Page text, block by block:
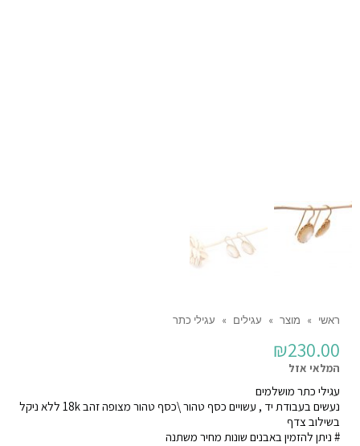
ראשי » מוצר » עגילים » עגילי כתר
₪230.00
המלאי אזל
עגילי כתר מושלמים
נעשים בעבודת יד , עשויים כסף טהור \כסף טהור מצופה זהב 18k ללא ניקל
בשילוב צדף
# ניתן להזמין באבנים שונות מחיר משתנה